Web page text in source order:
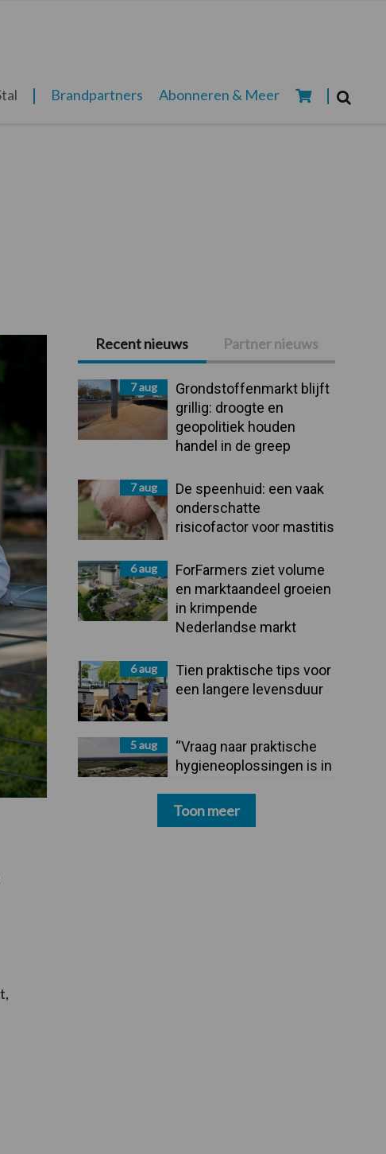
Brandpartners Abonneren & Meer
Primaire
Sidebar
Recent nieuws Partner nieuws
7 aug
Grondstoffenmarkt blijft
grillig: droogte en
geopolitiek houden
handel in de greep
7 aug
De speenhuid: een vaak
onderschatte
risicofactor voor mastitis
6 aug
ForFarmers ziet volume
en marktaandeel groeien
in krimpende
Nederlandse markt
6 aug
Tien praktische tips voor
een langere levensduur
5 aug
“Vraag naar praktische
hygieneoplossingen is in
Toon meer